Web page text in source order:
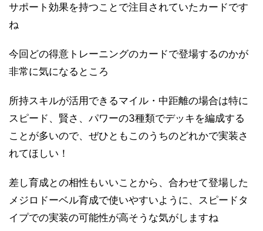
サポート効果を持つことで注目されていたカードです
ね
今回どの得意トレーニングのカードで登場するのかが
非常に気になるところ
所持スキルが活用できるマイル・中距離の場合は特に
スピード、賢さ、パワーの3種類でデッキを編成する
ことが多いので、ぜひともこのうちのどれかで実装さ
れてほしい！
差し育成との相性もいいことから、合わせて登場した
メジロドーベル育成で使いやすいように、スピードタ
イプでの実装の可能性が高そうな気がしますね